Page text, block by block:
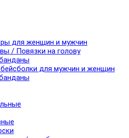
для женщин и мужчин
/ Повязки на голову
для мужчин и женщин